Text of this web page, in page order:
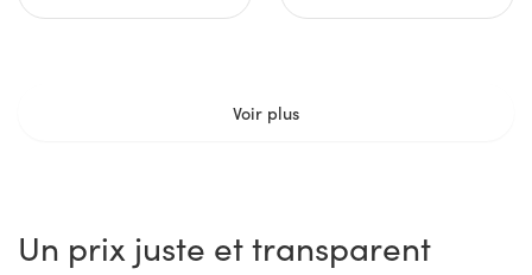
Voir plus
Un prix juste et transparent